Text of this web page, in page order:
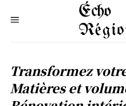
Écho
Transformez
Matières et